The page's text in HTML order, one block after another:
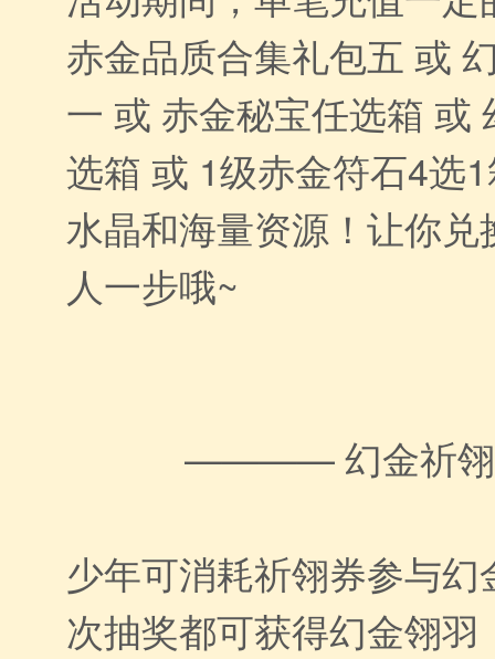
赤金品质合集礼包五 或
一 或 赤金秘宝任选箱 或
选箱 或 1级赤金符石4选
水晶和海量资源！让你
人一步哦~
———— 幻金祈
少年可消耗祈翎券参与
次抽奖都可获得幻金翎